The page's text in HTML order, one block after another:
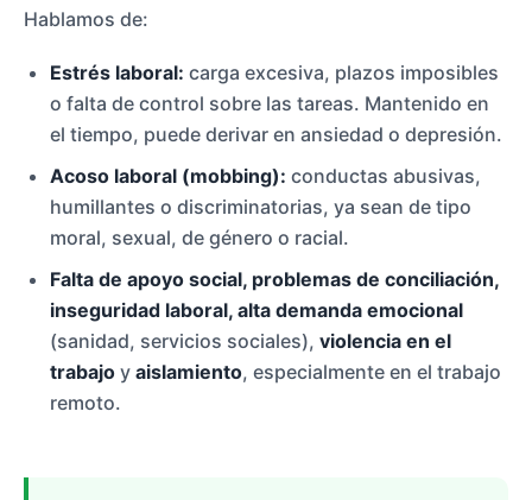
Hablamos de:
Estrés laboral: carga excesiva, plazos imposibles
o falta de control sobre las tareas. Mantenido en
el tiempo, puede derivar en ansiedad o depresión.
Acoso laboral (mobbing): conductas abusivas,
humillantes o discriminatorias, ya sean de tipo
moral, sexual, de género o racial.
Falta de apoyo social, problemas de conciliación,
inseguridad laboral, alta demanda emocional
(sanidad, servicios sociales), violencia en el
trabajo y aislamiento, especialmente en el trabajo
remoto.